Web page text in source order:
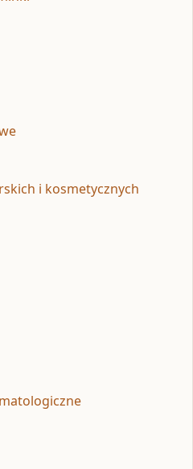
i kosmetycznych